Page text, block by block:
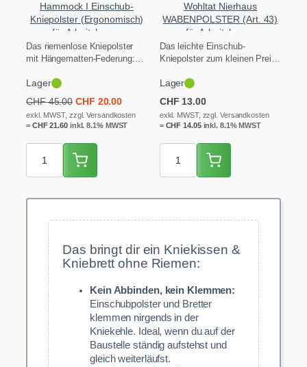
Hammock I Einschub-
Kniepolster (Ergonomisch)
für Arbeitshosen
Das riemenlose Kniepolster
mit Hängematten-Federung:
Kniescheibe wie in eine…
Lager
CHF45.00 Ursprünglicher
Preis
war:
CHF 20.00Aktueller
Preis
ist:
exkl. MWST, zzgl. Versandkosten
= CHF21.60inkl. 8.1% MWST
Wohltat Nierhaus
WABENPOLSTER (Art. 43)
für Arbeitshosen
Das leichte Einschub-
Kniepolster zum kleinen Preis:
Nierhaus Wabenpolsters Art.
Lager
CHF 13.00
exkl. MWST, zzgl. Versandkosten
= CHF 14.05inkl. 8.1% MWST
Das bringt dir ein Kniekissen &
Kniebrett ohne Riemen:
Kein Abbinden, kein Klemmen:
Einschubpolster und Bretter
klemmen nirgends in der
Kniekehle. Ideal, wenn du auf der
Baustelle ständig aufstehst und
gleich weiterläufst.